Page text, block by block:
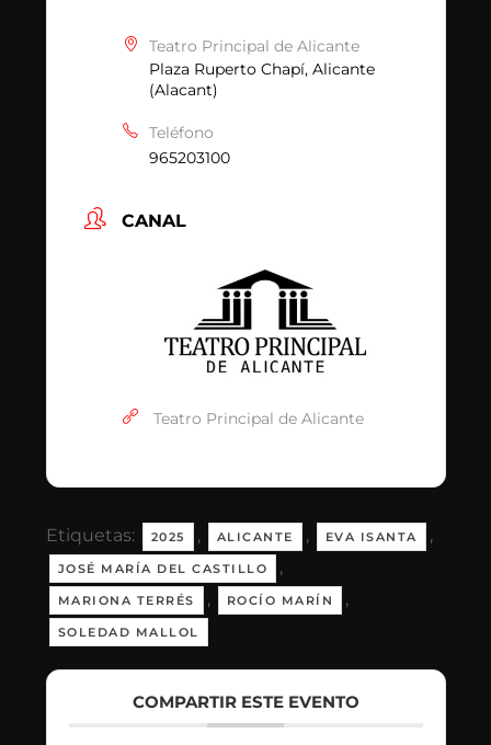
Teatro Principal de Alicante
Plaza Ruperto Chapí, Alicante
(Alacant)
Teléfono
965203100
CANAL
Teatro Principal de Alicante
Etiquetas: 2025 , ALICANTE , EVA ISANTA ,
JOSÉ MARÍA DEL CASTILLO ,
MARIONA TERRÉS , ROCÍO MARÍN ,
SOLEDAD MALLOL
COMPARTIR ESTE EVENTO